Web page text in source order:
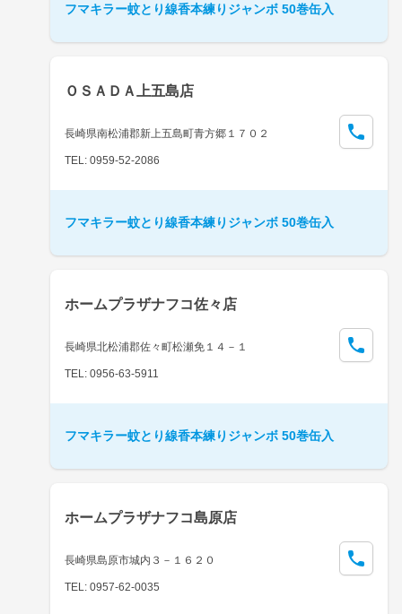
フマキラー蚊とり線香本練りジャンボ 50巻缶入
ＯＳＡＤＡ上五島店
長崎県南松浦郡新上五島町青方郷１７０２
TEL: 0959-52-2086
フマキラー蚊とり線香本練りジャンボ 50巻缶入
ホームプラザナフコ佐々店
長崎県北松浦郡佐々町松瀬免１４－１
TEL: 0956-63-5911
フマキラー蚊とり線香本練りジャンボ 50巻缶入
ホームプラザナフコ島原店
長崎県島原市城内３－１６２０
TEL: 0957-62-0035